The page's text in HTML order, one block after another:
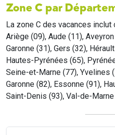
Zone C par
La zone C des vacances inclut
Ariège (09), Aude (11),
Garonne (31), Gers (32),
Hautes-Pyrénées (65),
Seine-et-Marne (77), Yvelines
Garonne (82), Essonne (91),
Saint-Denis (93), Val-de-Marne